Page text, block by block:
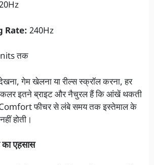
Rate: 240Hz
तक
देखना, गेम खेलना या रील्स स्क्रॉल करना, हर
इतने ब्राइट और नैचुरल हैं कि आंखें थकती
फीचर से लंबे समय तक इस्तेमाल के
होती।
का एहसास